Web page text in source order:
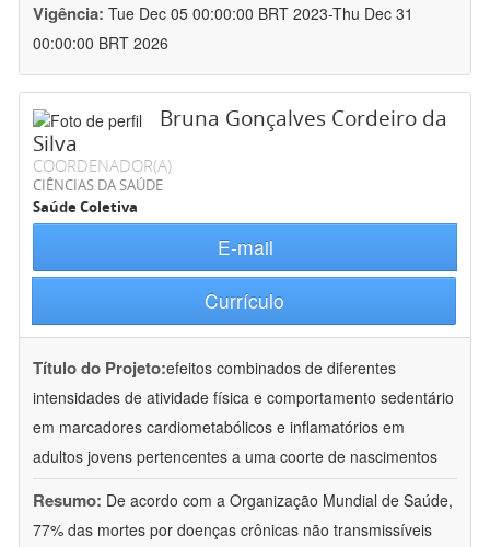
Vigência: Tue Dec 05 00:00:00 BRT 2023-Thu Dec 31
00:00:00 BRT 2026
Bruna Gonçalves Cordeiro da
Silva
COORDENADOR(A)
CIÊNCIAS DA SAÚDE
Saúde Coletiva
E-mail
Currículo
Título do Projeto:efeitos combinados de diferentes
intensidades de atividade física e comportamento sedentário
em marcadores cardiometabólicos e inflamatórios em
adultos jovens pertencentes a uma coorte de nascimentos
Resumo: De acordo com a Organização Mundial de Saúde,
77% das mortes por doenças crônicas não transmissíveis